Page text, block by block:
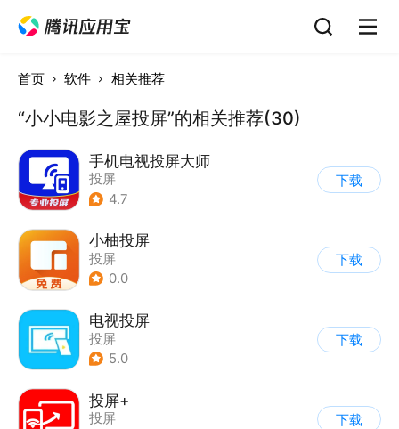
首页 软件 相关推荐
“小小电影之屋投屏”的相关推荐(30)
手机电视投屏大师
投屏
4.7
下载
小柚投屏
投屏
0.0
下载
电视投屏
投屏
5.0
下载
投屏+
投屏
下载